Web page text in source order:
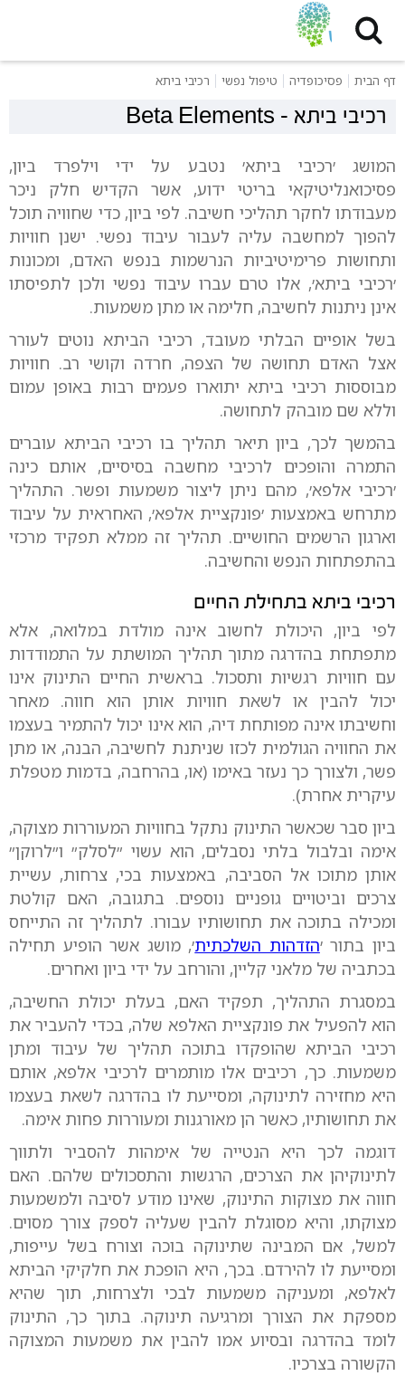
דף הבית פסיכופדיה טיפול נפשי רכיבי ביתא
Beta Elements - רכיבי ביתא
המושג ׳רכיבי ביתא׳ נטבע על ידי וילפרד ביון,
פסיכואנליטיקאי בריטי ידוע, אשר הקדיש חלק ניכר
מעבודתו לחקר תהליכי חשיבה. לפי ביון, כדי שחוויה תוכל
להפוך למחשבה עליה לעבור עיבוד נפשי. ישנן חוויות
ותחושות פרימיטיביות הנרשמות בנפש האדם, ומכונות
׳רכיבי ביתא׳, אלו טרם עברו עיבוד נפשי ולכן לתפיסתו
אינן ניתנות לחשיבה, חלימה או מתן משמעות.
בשל אופיים הבלתי מעובד, רכיבי הביתא נוטים לעורר
אצל האדם תחושה של הצפה, חרדה וקושי רב. חוויות
מבוססות רכיבי ביתא יתוארו פעמים רבות באופן עמום
וללא שם מובהק לתחושה.
בהמשך לכך, ביון תיאר תהליך בו רכיבי הביתא עוברים
התמרה והופכים לרכיבי מחשבה בסיסיים, אותם כינה
׳רכיבי אלפא׳, מהם ניתן ליצור משמעות ופשר. התהליך
מתרחש באמצעות ׳פונקציית אלפא׳, האחראית על עיבוד
וארגון הרשמים החושיים. תהליך זה ממלא תפקיד מרכזי
בהתפתחות הנפש והחשיבה.
רכיבי ביתא בתחילת החיים
לפי ביון, היכולת לחשוב אינה מולדת במלואה, אלא
מתפתחת בהדרגה מתוך תהליך המושתת על התמודדות
עם חוויות רגשיות ותסכול. בראשית החיים התינוק אינו
יכול להבין או לשאת חוויות אותן הוא חווה. מאחר
וחשיבתו אינה מפותחת דיה, הוא אינו יכול להתמיר בעצמו
את החוויה הגולמית לכזו שניתנת לחשיבה, הבנה, או מתן
פשר, ולצורך כך נעזר באימו (או, בהרחבה, בדמות מטפלת
עיקרית אחרת).
ביון סבר שכאשר התינוק נתקל בחוויות המעוררות מצוקה,
אימה ובלבול בלתי נסבלים, הוא עשוי ״לסלק״ ו״לרוקן״
אותן מתוכו אל הסביבה, באמצעות בכי, צרחות, עשיית
צרכים וביטויים גופניים נוספים. בתגובה, האם קולטת
ומכילה בתוכה את תחושותיו עבורו. לתהליך זה התייחס
ביון בתור ׳הזדהות השלכתית׳, מושג אשר הופיע תחילה
בכתביה של מלאני קליין, והורחב על ידי ביון ואחרים.
במסגרת התהליך, תפקיד האם, בעלת יכולת החשיבה,
הוא להפעיל את פונקציית האלפא שלה, בכדי להעביר את
רכיבי הביתא שהופקדו בתוכה תהליך של עיבוד ומתן
משמעות. כך, רכיבים אלו מותמרים לרכיבי אלפא, אותם
היא מחזירה לתינוקה, ומסייעת לו בהדרגה לשאת בעצמו
את תחושותיו, כאשר הן מאורגנות ומעוררות פחות אימה.
דוגמה לכך היא הנטייה של אימהות להסביר ולתווך
לתינוקיהן את הצרכים, הרגשות והתסכולים שלהם. האם
חווה את מצוקות התינוק, שאינו מודע לסיבה ולמשמעות
מצוקתו, והיא מסוגלת להבין שעליה לספק צורך מסוים.
למשל, אם המבינה שתינוקה בוכה וצורח בשל עייפות,
ומסייעת לו להירדם. בכך, היא הופכת את חלקיקי הביתא
לאלפא, ומעניקה משמעות לבכי ולצרחות, תוך שהיא
מספקת את הצורך ומרגיעה תינוקה. בתוך כך, התינוק
לומד בהדרגה ובסיוע אמו להבין את משמעות המצוקה
הקשורה בצרכיו.